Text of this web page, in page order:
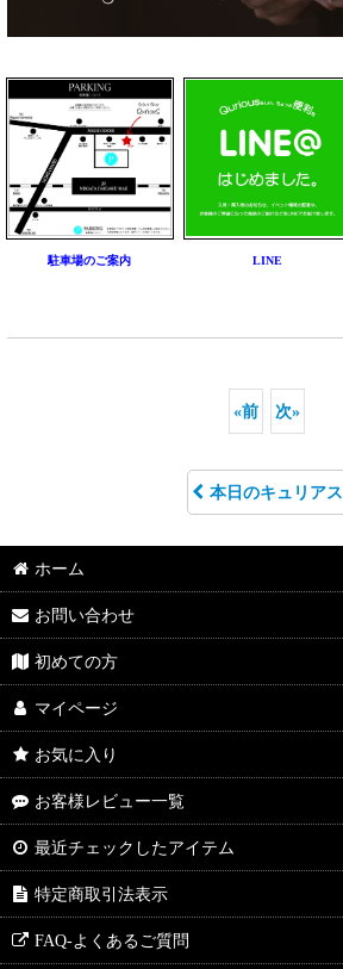
駐車場のご案内 LINE
«前 次»
本日のキュリアス
ホーム
お問い合わせ
初めての方
マイページ
お気に入り
お客様レビュー一覧
最近チェックしたアイテム
特定商取引法表示
FAQ-よくあるご質問